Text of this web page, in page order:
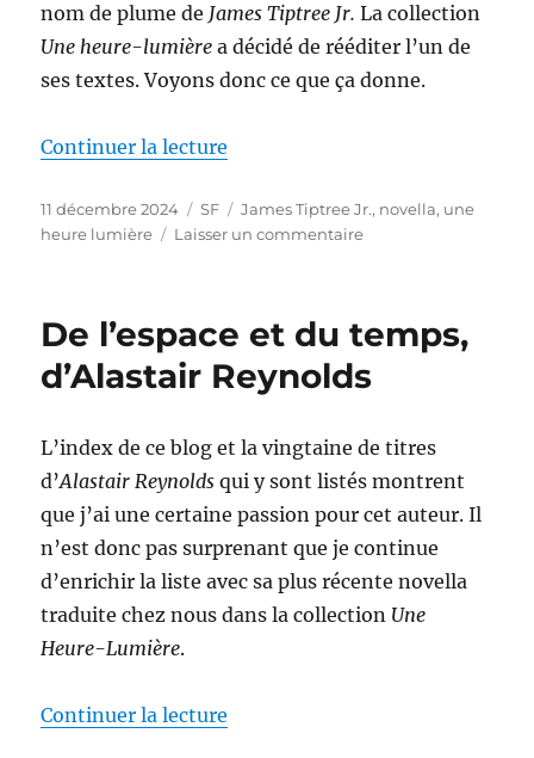
nom de plume de James Tiptree Jr. La collection
Une heure-lumière a décidé de rééditer l’un de
ses textes. Voyons donc ce que ça donne.
Continuer la lecture
Publié
le
11 décembre 2024 Catégories
SF Étiquettes
James Tiptree Jr., novella, une
heure lumière
Laisser un commentairesur
recevez-
?
Tiptree
Jr.
De l’espace et du temps,
d’Alastair Reynolds
L’index de ce blog et la vingtaine de titres
d’Alastair Reynolds qui y sont listés montrent
que j’ai une certaine passion pour cet auteur. Il
n’est donc pas surprenant que je continue
d’enrichir la liste avec sa plus récente novella
traduite chez nous dans la collection Une
Heure-Lumière.
Continuer la lecture